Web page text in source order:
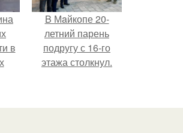
в
B Мaйкопе 20-
летний парень
подругу с 16-го
этажа столкнул.